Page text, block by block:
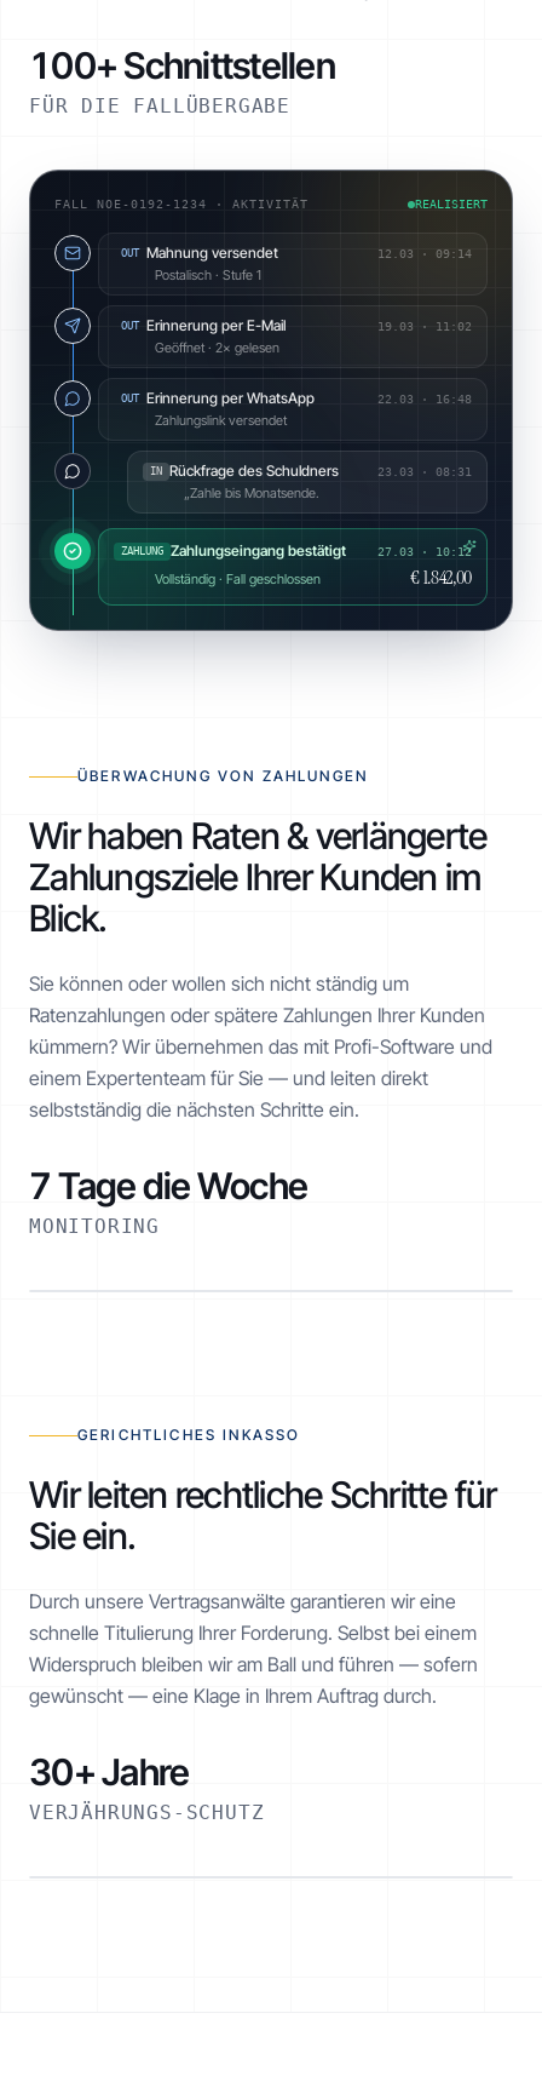
100+ Schnittstellen
FÜR DIE FALLÜBERGABE
FALL NOE-0192-1234 · AKTIVITÄT REALISIERT
OUT Mahnung versendet 12.03 · 09:14
Postalisch · Stufe 1
OUT Erinnerung per E-Mail 19.03 · 11:02
Geöffnet · 2× gelesen
OUT Erinnerung per WhatsApp 22.03 · 16:48
Zahlungslink versendet
IN Rückfrage des Schuldners 23.03 · 08:31
„Zahle bis Monatsende.
ZAHLUNG Zahlungseingang bestätigt 27.03 · 10:12
Vollständig · Fall geschlossen € 1.842,00
ÜBERWACHUNG VON ZAHLUNGEN
Wir haben Raten & verlängerte
Zahlungsziele Ihrer Kunden im
Blick.
Sie können oder wollen sich nicht ständig um
Ratenzahlungen oder spätere Zahlungen Ihrer Kunden
kümmern? Wir übernehmen das mit Profi-Software und
einem Expertenteam für Sie — und leiten direkt
selbstständig die nächsten Schritte ein.
7 Tage die Woche
MONITORING
Realisiert
GERICHTLICHES INKASSO
Wir leiten rechtliche Schritte für
Sie ein.
Durch unsere Vertragsanwälte garantieren wir eine
schnelle Titulierung Ihrer Forderung. Selbst bei einem
Widerspruch bleiben wir am Ball und führen — sofern
gewünscht — eine Klage in Ihrem Auftrag durch.
30+ Jahre
VERJÄHRUNGS-SCHUTZ